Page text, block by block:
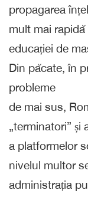
propagarea
mult mai
educației de
Din păcate, în
probleme
de mai sus,
„terminatori” și
a platformelor
nivelul multor
administrația